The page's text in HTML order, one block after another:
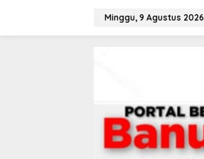
Minggu, 9 Agustus 2026